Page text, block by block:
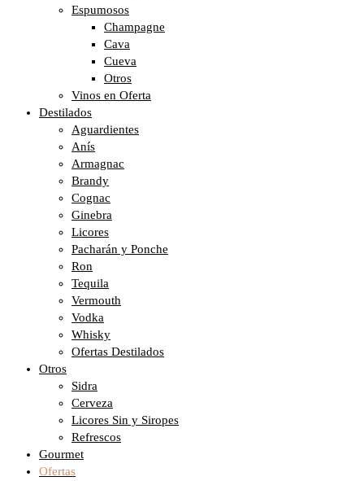
Espumosos
Champagne
Cava
Cueva
Otros
Vinos en Oferta
Destilados
Aguardientes
Anís
Armagnac
Brandy
Cognac
Ginebra
Licores
Pacharán y Ponche
Ron
Tequila
Vermouth
Vodka
Whisky
Ofertas Destilados
Otros
Sidra
Cerveza
Licores Sin y Siropes
Refrescos
Gourmet
Ofertas